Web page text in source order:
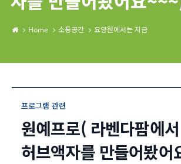
Home 소통공간 요양원에서는 지금
프로그램 관련
원예프로( 라벤다팜에서
허브액자를 만들어봤어